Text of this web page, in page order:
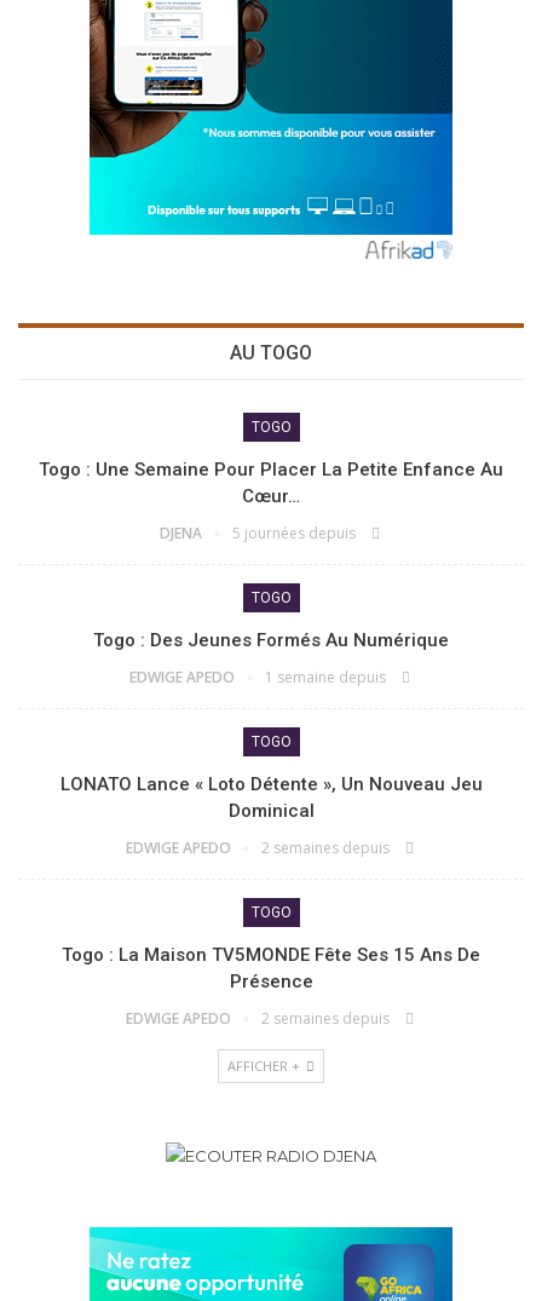
AU TOGO
TOGO
Togo : Une Semaine Pour Placer La Petite Enfance Au
Cœur…
DJENA 5 journées depuis
TOGO
Togo : Des Jeunes Formés Au Numérique
EDWIGE APEDO 1 semaine depuis
TOGO
LONATO Lance « Loto Détente », Un Nouveau Jeu
Dominical
EDWIGE APEDO 2 semaines depuis
TOGO
Togo : La Maison TV5MONDE Fête Ses 15 Ans De
Présence
EDWIGE APEDO 2 semaines depuis
AFFICHER +